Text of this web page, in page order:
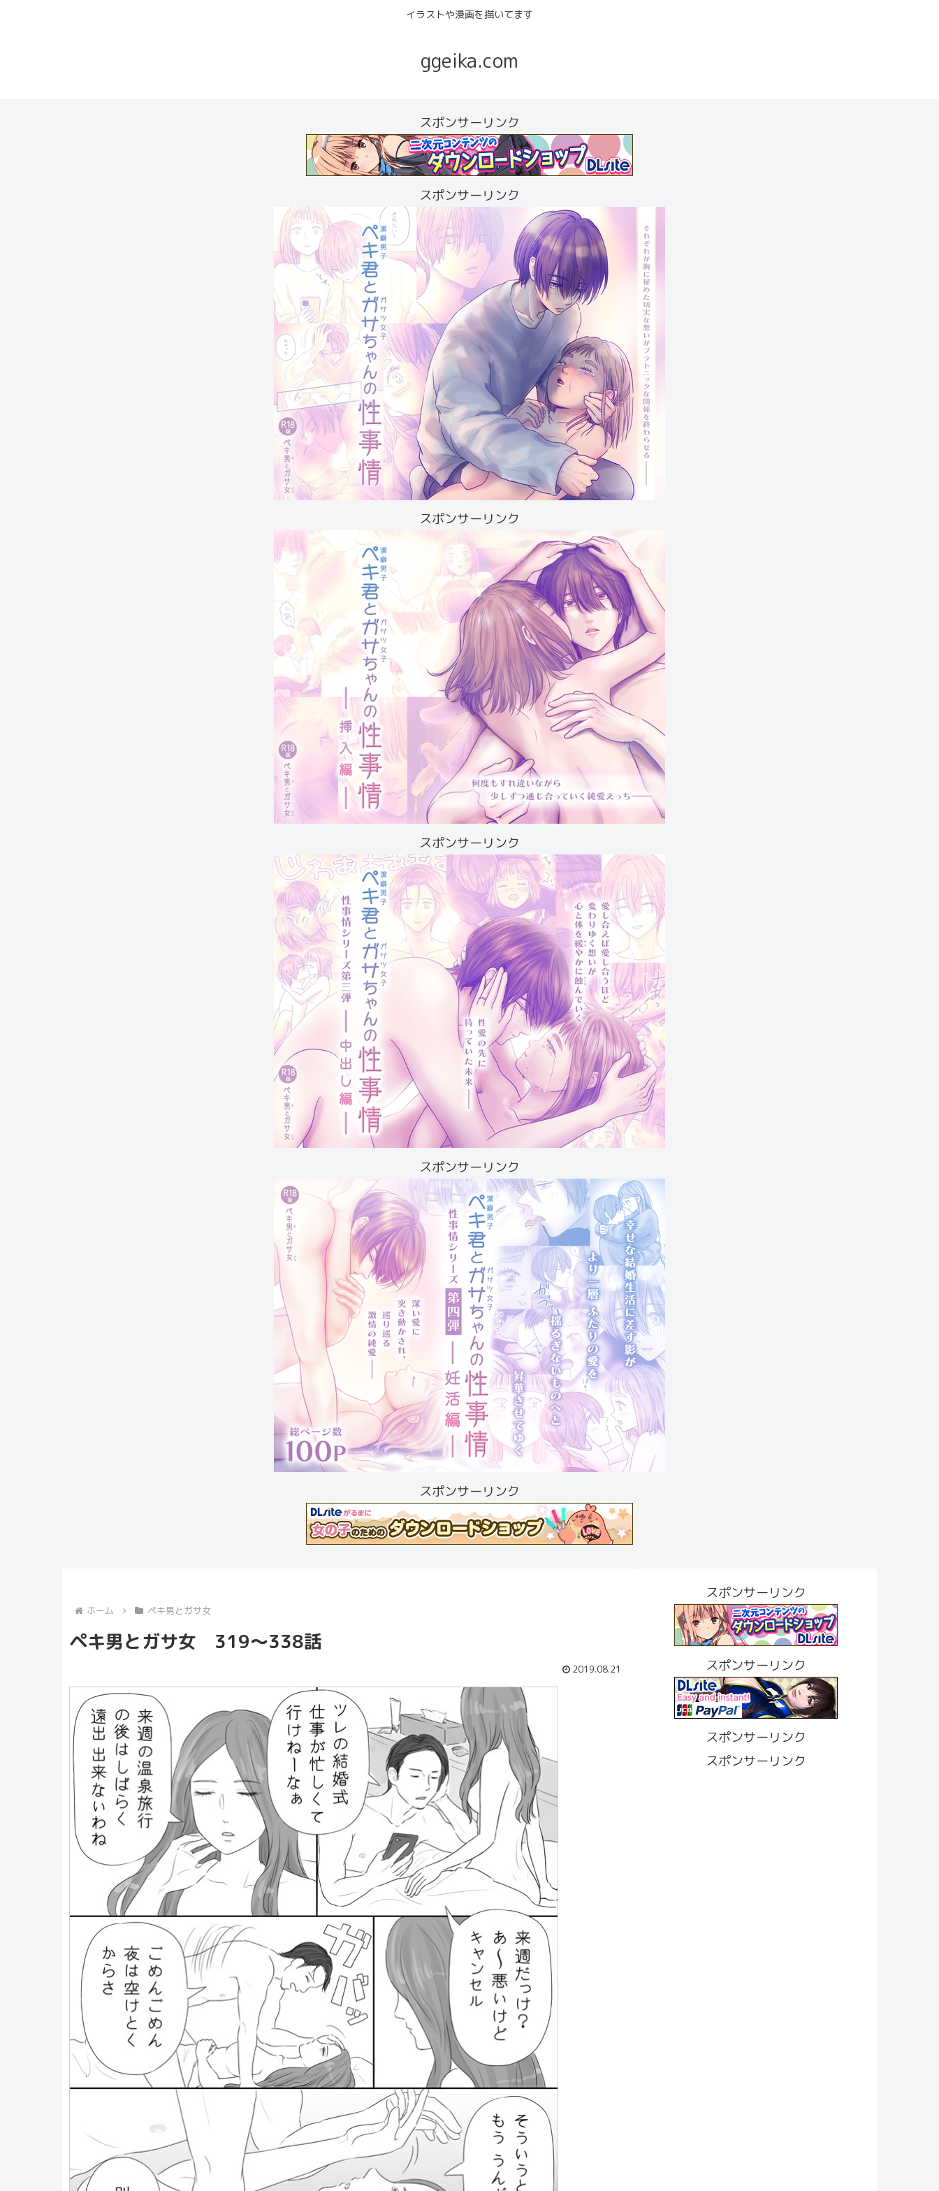
イラストや漫画を描いてます
ggeika.com
スポンサーリンク
スポンサーリンク
スポンサーリンク
スポンサーリンク
スポンサーリンク
スポンサーリンク
ホーム ペキ男とガサ女
ペキ男とガサ女 319〜338話
2019.08.21
スポンサーリンク
スポンサーリンク
スポンサーリンク
スポンサーリンク